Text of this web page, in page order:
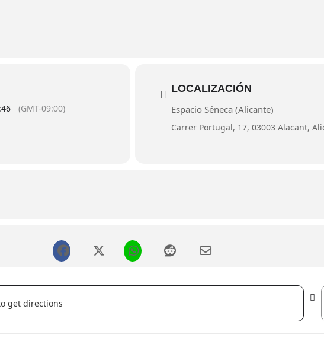
reflexionar sobre la condición humana y la deriva colectiva, a través del lenguaje corporal
y acrobacias, donde la imaginación se convierte en vehículo para la esperanza y la
, el ciclo refuerza la apuesta institucional por acercar las artes escénicas a
(GMT-09:00)
LOCALIZACIÓN
Espacio Séneca (Alicante)
Carrer Portugal, 17, 03003 Alacant,
[]